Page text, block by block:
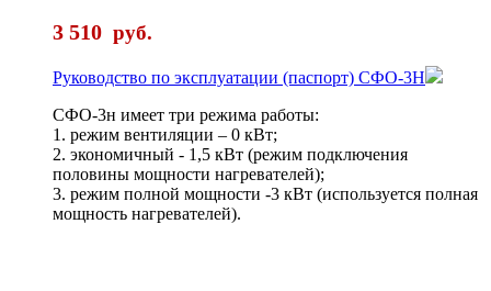
3 510 руб.
Руководство по эксплуатации (паспорт) СФО-3Н
СФО-3н имеет три режима работы:
1. режим вентиляции – 0 кВт;
2. экономичный - 1,5 кВт (режим подключения
половины мощности нагревателей);
3. режим полной мощности -3 кВт (используется полная
мощность нагревателей).